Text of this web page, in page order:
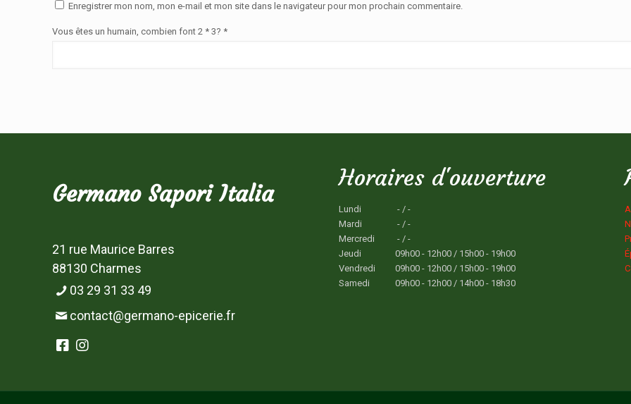
Enregistrer mon nom, mon e-mail et mon site dans le navigateur pour mon prochain commentaire.
Vous êtes un humain, combien font 2 * 3? *
Germano Sapori Italia
21 rue Maurice Barres
88130 Charmes
03 29 31 33 49
contact@germano-epicerie.fr
Horaires d'ouverture
Lundi
- / -
Mardi
- / -
Mercredi
- / -
Jeudi
09h00 - 12h00 / 15h00 - 19h00
Vendredi
09h00 - 12h00 / 15h00 - 19h00
Samedi
09h00 - 12h00 / 14h00 - 18h30